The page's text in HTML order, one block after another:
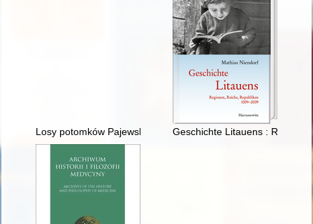
Losy potomków Pajewskich i Piotrowskich : właścicieli majątku
Geschichte Litauens :